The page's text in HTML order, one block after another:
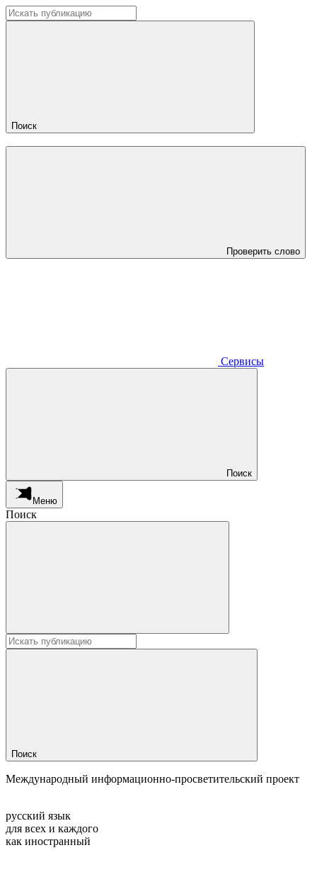
Поиск
Проверить слово
Сервисы
Поиск
Меню
Поиск
Поиск
Международный информационно-просветительский проект
русский язык
для всех и каждого
как иностранный